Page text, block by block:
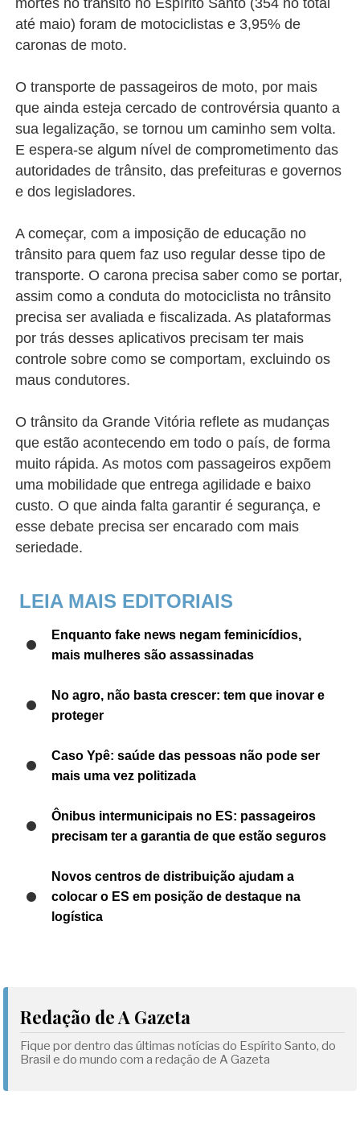
mortes no trânsito no Espírito Santo (354 no total
até maio) foram de motociclistas e 3,95% de
caronas de moto.
O transporte de passageiros de moto, por mais
que ainda esteja cercado de controvérsia quanto a
sua legalização, se tornou um caminho sem volta.
E espera-se algum nível de comprometimento das
autoridades de trânsito, das prefeituras e governos
e dos legisladores.
A começar, com a imposição de educação no
trânsito para quem faz uso regular desse tipo de
transporte. O carona precisa saber como se portar,
assim comoa conduta do motociclista no trânsito
precisa ser avaliada e fiscalizada. As plataformas
por trás desses aplicativos precisam ter mais
controle sobre como se comportam, excluindo os
maus condutores.
O trânsito da Grande Vitória reflete as mudanças
que estão acontecendo em todo o país, de forma
muito rápida. As motos com passageiros expõem
uma mobilidade que entrega agilidade e baixo
custo. O que ainda falta garantir é segurança, e
esse debate precisa ser encarado com mais
seriedade.
LEIA MAIS EDITORIAIS
Enquanto fake news negam feminicídios,
mais mulheres são assassinadas
No agro, não basta crescer: tem que inovar e
proteger
Caso Ypê: saúde das pessoas não pode ser
mais uma vez politizada
Ônibus intermunicipais no ES: passageiros
precisam ter a garantia de que estão seguros
Novos centros de distribuição ajudam a
colocar o ES em posição de destaque na
logística
Redação de A Gazeta
Fique por dentro das últimas notícias do Espírito Santo, do
Brasil e do mundo com a redação de A Gazeta